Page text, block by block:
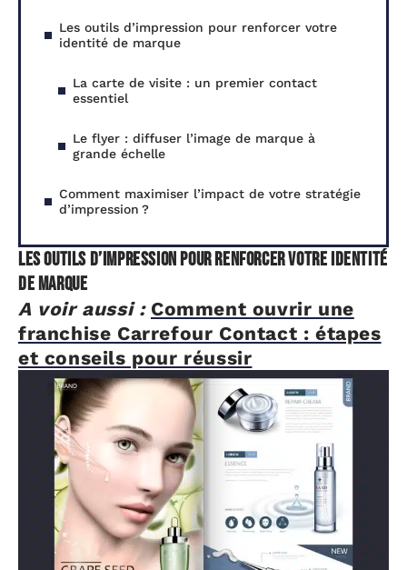
Les outils d’impression pour renforcer votre
identité de marque
La carte de visite : un premier contact
essentiel
Le flyer : diffuser l’image de marque à
grande échelle
Comment maximiser l’impact de votre stratégie
d’impression ?
Les outils d’impression pour renforcer votre identité
de marque
A voir aussi : Comment ouvrir une
franchise Carrefour Contact : étapes
et conseils pour réussir